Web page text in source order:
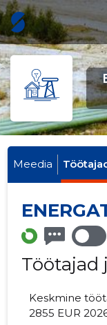
Meedia
Töötajad
Keskmine
2855 EUR